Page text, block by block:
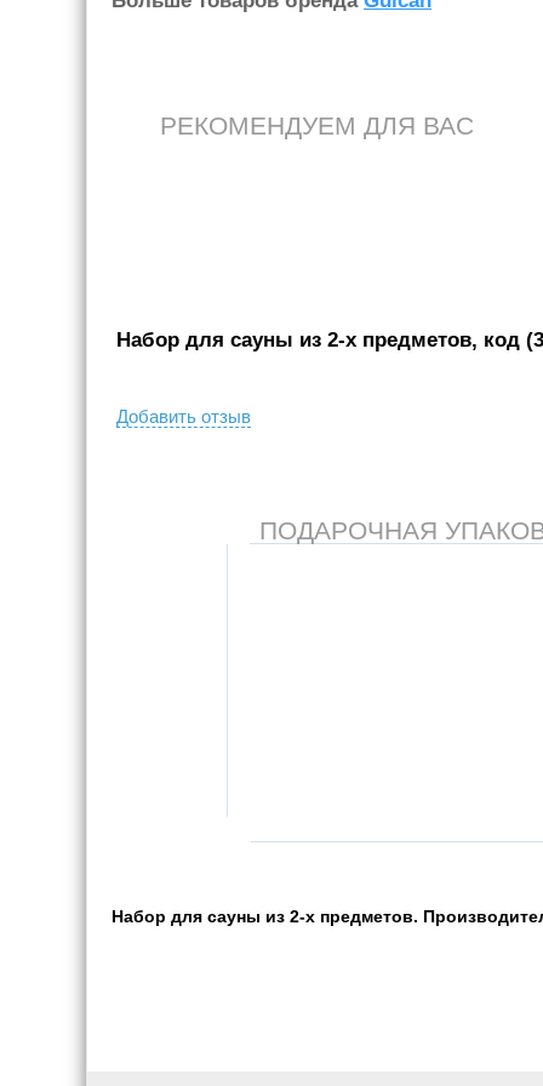
РЕКОМЕНДУЕМ ДЛЯ ВАС
Набор для сауны из 2-х предметов, код
Добавить отзыв
ПОДАРОЧНАЯ
Набор для сауны из 2-х предметов.